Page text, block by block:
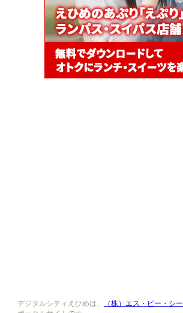
デジタルシティえひめは、 （株）エス・ピー・シー